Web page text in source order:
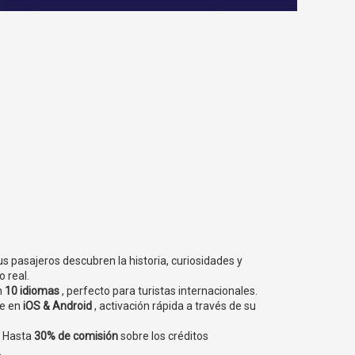
pasajeros descubren la historia, curiosidades y
real.
10 idiomas, perfecto para turistas internacionales.
en iOS & Android, activación rápida a través de su
Hasta30% de comisiónsobre los créditos